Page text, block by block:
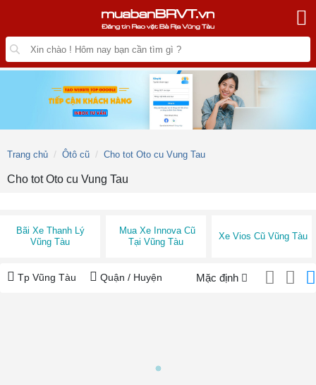
Trang chủ Ôtô cũ Cho tot Oto cu Vung Tau
Cho tot Oto cu Vung Tau
Bãi Xe Thanh Lý
Vũng Tàu
Mua Xe Innova Cũ
Tại Vũng Tàu
Xe Vios Cũ Vũng Tàu
Tp Vũng Tàu Quận / Huyện Mặc định